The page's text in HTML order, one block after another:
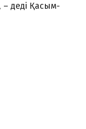
– деді Қасым-